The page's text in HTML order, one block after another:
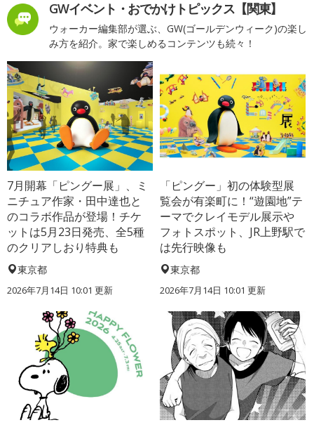
GWイベント・おでかけトピックス【関東】
ウォーカー編集部が選ぶ、GW(ゴールデンウィーク)の楽し
み方を紹介。家で楽しめるコンテンツも続々！
7月開幕「ピングー展」、ミ
ニチュア作家・田中達也と
のコラボ作品が登場！チケ
ットは5月23日発売、全5種
のクリアしおり特典も
東京都
2026年7月14日 10:01 更新
「ピングー」初の体験型展
覧会が有楽町に！“遊園地”テ
ーマでクレイモデル展示や
フォトスポット、JR上野駅で
は先行映像も
東京都
2026年7月14日 10:01 更新